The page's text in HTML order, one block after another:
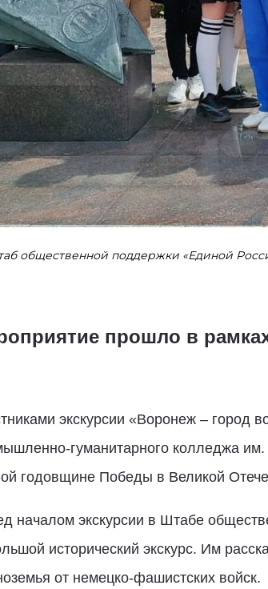
общественной поддержки «Единой
прошло в
экскурсии «Воронеж – город
гуманитарного колледжа
ой годовщине Победы в Великой
началом экскурсии в Штабе
исторический экскурс. Им
от немецко-фашистских войск.